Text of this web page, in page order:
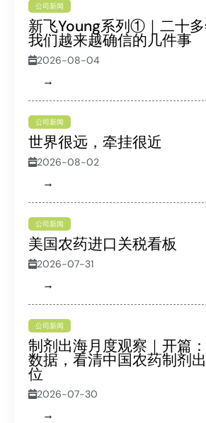
公司新闻
新飞Young系列①｜二十多
我们越来越确信的几件事
2026-08-04
→
公司新闻
世界很远，牵挂很近
2026-08-02
→
公司新闻
美国农药进口关税看板
2026-07-31
→
公司新闻
制剂出海月度观察｜开篇
数据，看清中国农药制剂
位
2026-07-30
→